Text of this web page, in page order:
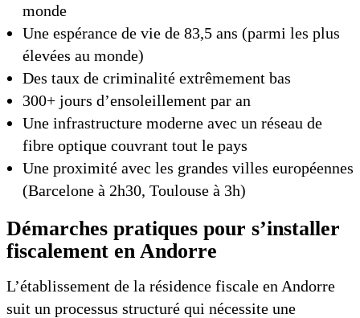
monde
Une espérance de vie de 83,5 ans (parmi les plus
élevées au monde)
Des taux de criminalité extrêmement bas
300+ jours d’ensoleillement par an
Une infrastructure moderne avec un réseau de
fibre optique couvrant tout le pays
Une proximité avec les grandes villes européennes
(Barcelone à 2h30, Toulouse à 3h)
Démarches pratiques pour s’installer
fiscalement en Andorre
L’établissement de la résidence fiscale en Andorre
suit un processus structuré qui nécessite une